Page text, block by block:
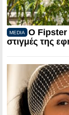
MEDIA
Ο Fipster
στιγμές της